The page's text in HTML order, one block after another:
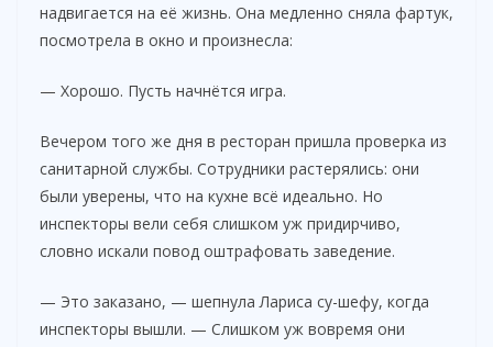
надвигается на её жизнь. Она медленно сняла фартук,
посмотрела в окно и произнесла:
— Хорошо. Пусть начнётся игра.
Вечером того же дня в ресторан пришла проверка из
санитарной службы. Сотрудники растерялись: они
были уверены, что на кухне всё идеально. Но
инспекторы вели себя слишком уж придирчиво,
словно искали повод оштрафовать заведение.
— Это заказано, — шепнула Лариса су-шефу, когда
инспекторы вышли. — Слишком уж вовремя они